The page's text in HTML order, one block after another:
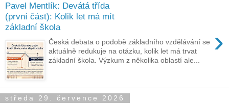
Pavel Mentlík: Devátá třída
(první část): Kolik let má mít
základní škola
›
Česká debata o podobě základního vzdělávání se
aktuálně redukuje na otázku, kolik let má trvat
základní škola. Výzkum z několika oblastí ale...
středa 29. července 2026